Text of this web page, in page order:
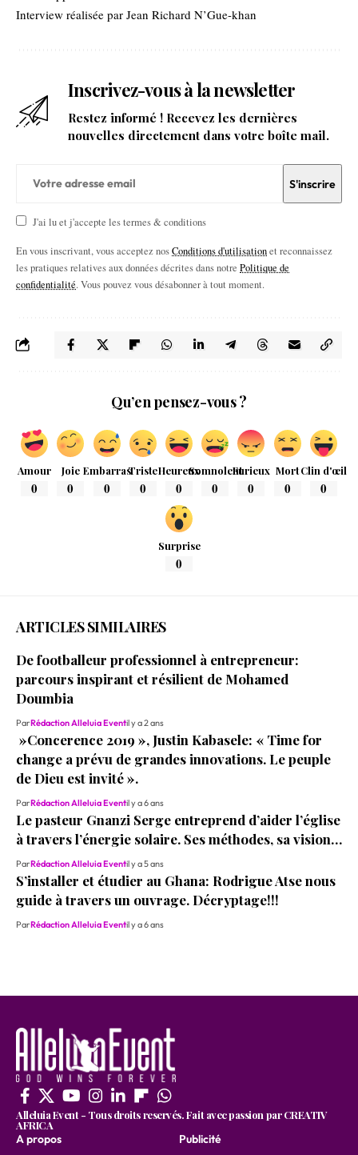
Interview réalisée par Jean Richard N’Gue-khan
Inscrivez-vous à la newsletter
Restez informé ! Recevez les dernières
nouvelles directement dans votre boîte mail.
J'ai lu et j'accepte les termes & conditions
En vous inscrivant, vous acceptez nosConditions d'utilisationet reconnaissez
les pratiques relatives aux données décrites dans notre Politique de
confidentialité. Vous pouvez vous désabonner à tout moment.
Qu’en pensez-vous ?
Amour
0
Joie
0
Embarras
0
Triste
0
Heureux
0
Somnolent
0
Furieux
0
Mort
0
Clin d'œil
0
Surprise
0
ARTICLES SIMILAIRES
De footballeur professionnel à entrepreneur:
parcours inspirant et résilient de Mohamed
Doumbia
ParRédaction Alleluia Eventil y a 2 ans
»Concerence 2019 », Justin Kabasele: « Time for
change a prévu de grandes innovations. Le peuple
de Dieu est invité ».
ParRédaction Alleluia Eventil y a 6 ans
Le pasteur Gnanzi Serge entreprend d’aider l’église
à travers l’énergie solaire. Ses méthodes, sa vision…
ParRédaction Alleluia Eventil y a 5 ans
S’installer et étudier au Ghana: Rodrigue Atse nous
guide à travers un ouvrage. Décryptage!!!
ParRédaction Alleluia Eventil y a 6 ans
Alleluia Event - Tous droits reservés. Fait avec passion par CREATIV
AFRICA
A propos Publicité